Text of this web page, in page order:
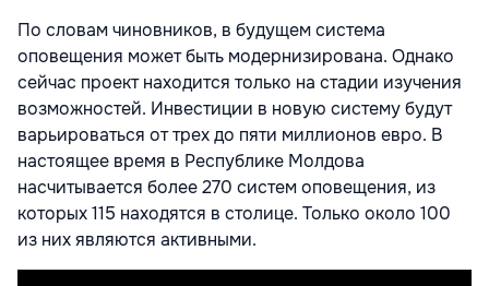
По словам чиновников, в будущем система
оповещения может быть модернизирована. Однако
сейчас проект находится только на стадии изучения
возможностей. Инвестиции в новую систему будут
варьироваться от трех до пяти миллионов евро. В
настоящее время в Республике Молдова
насчитывается более 270 систем оповещения, из
которых 115 находятся в столице. Только около 100
из них являются активными.